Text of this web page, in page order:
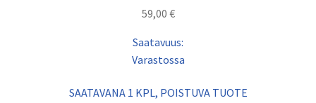
59,00 €
Saatavuus:
Varastossa
SAATAVANA 1 KPL, POISTUVA TUOTE